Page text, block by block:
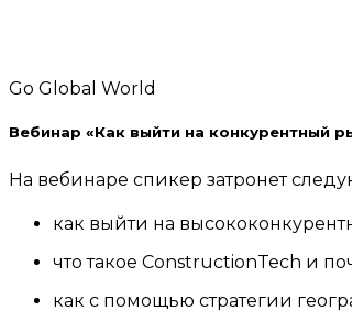
Go Global World
Вебинар «Как выйти на конкурентный
На вебинаре спикер затронет
как выйти на
что такое ConstructionTech и
как с помощью стратегии